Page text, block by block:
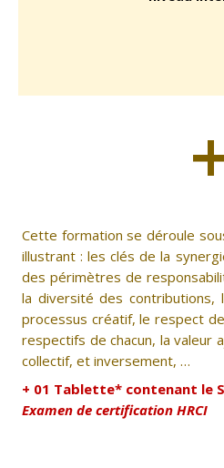
Cette formation se déroule
illustrant : les clés de la
des périmètres de
la diversité des contributions,
processus créatif, le respect
respectifs de chacun, la valeur
collectif, et inversement, …
+ 01 Tablette* contenant le
Examen de certification HRCI